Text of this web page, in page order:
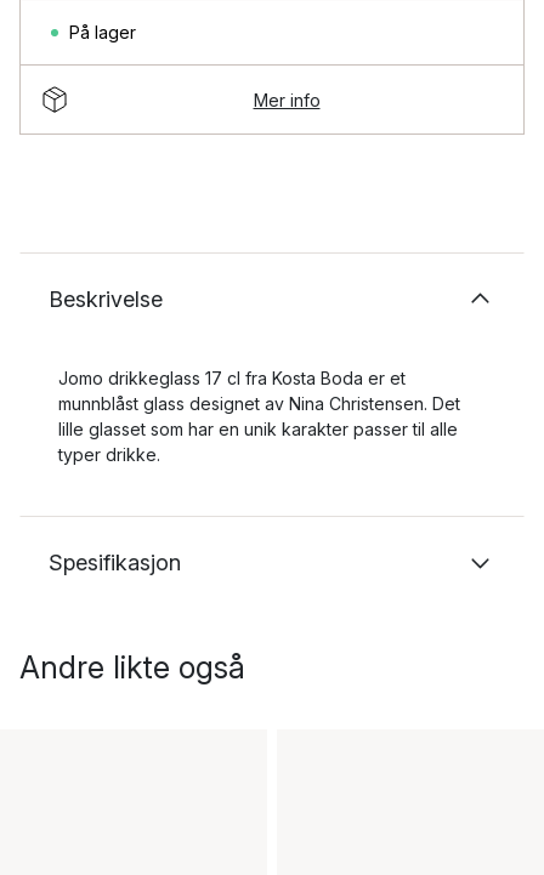
På lager
Mer info
Beskrivelse
Jomo drikkeglass 17 cl fra Kosta Boda er et
munnblåst glass designet av Nina Christensen. Det
lille glasset som har en unik karakter passer til alle
typer drikke.
Spesifikasjon
Andre likte også